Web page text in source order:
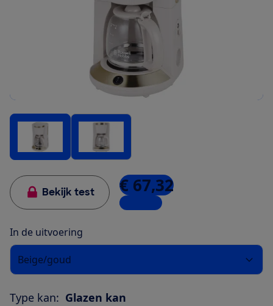
Bekijk test € 67,32
4 winkels
In de uitvoering
Beige/goud
Type kan: Glazen kan